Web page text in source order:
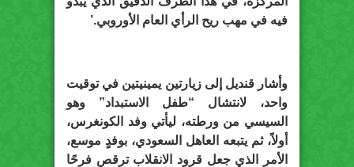
فيه في مهب ريح الرأي العام الأوروبي.’
وأشار قنديل إلى زيارتين يمينيتين في توقيت
واحد، لانتشال “طفل الاستبداد” وهو
السيسي من ورطته، ليأتي وفد الكونغرس،
أولاً، ثم يتبعه العاهل السعودي، بوفدٍ موسع،
الأمر الذي جعل قرود الانقلاب ترقص فرحًا